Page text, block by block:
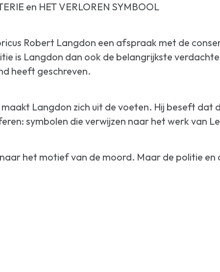
en HET VERLOREN SYMBOOL
Robert Langdon een afspraak met de
is Langdon dan ook de belangrijkste
heeft geschreven.
Langdon zich uit de voeten. Hij beseft dat
symbolen die verwijzen naar het werk van
het motief van de moord. Maar de politie en